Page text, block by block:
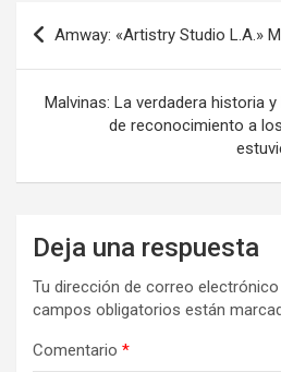
o
k
o
n
tir
Navegación
de
entradas
Amway: «Artistry Studio L.A.»
Malvinas: La verdadera historia
de reconocimiento a
Deja una respuesta
Tu dirección de correo
campos obligatorios están
Comentario *